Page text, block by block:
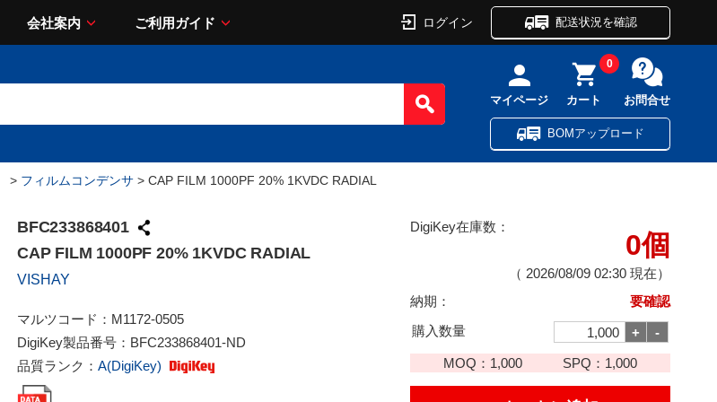
会社案内 ご利用ガイド ログイン 配送状況を確認
マイページ カート
0
お問合せ
BOMアップロード
> フィルムコンデンサ > CAP FILM 1000PF 20% 1KVDC RADIAL
BFC233868401
CAP FILM 1000PF 20% 1KVDC RADIAL
VISHAY
マルツコード： M1172-0505
DigiKey製品番号： BFC233868401-ND
品質ランク： A(DigiKey)
DigiKey在庫数：
0個
（ 2026/08/09 02:30 現在）
納期：
要確認
購入数量
MOQ： 1,000 SPQ： 1,000